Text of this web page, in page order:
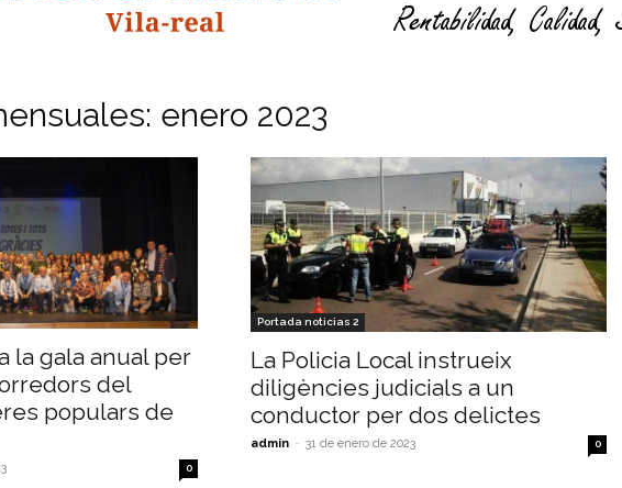
enero 2023
la gala anual per
del
populars de
0
Portada noticias 2
La Policia Local instrueix
diligències judicials a un
conductor per dos delictes
admin - 31 de enero de 2023 0